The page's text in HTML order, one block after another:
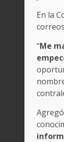
En la
“Me